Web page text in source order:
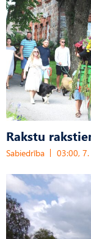
Rakstu
Sabiedrība 03:00,